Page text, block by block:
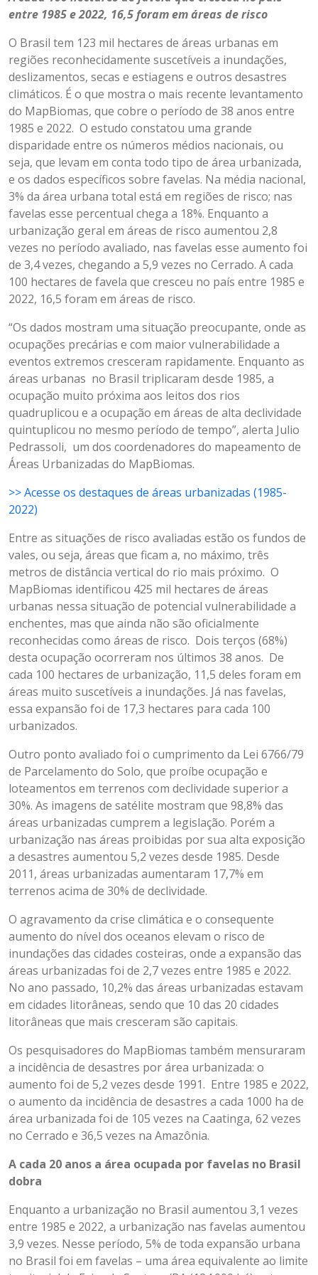
entre 1985 e 2022, 16,5 foram em áreas de risco
O Brasil tem 123 mil hectares de áreas urbanas em
regiões reconhecidamente suscetíveis a inundações,
deslizamentos, secas e estiagens e outros desastres
climáticos. É o que mostra o mais recente levantamento
do MapBiomas, que cobre o período de 38 anos entre
1985 e 2022. O estudo constatou uma grande
disparidade entre os números médios nacionais, ou
seja, que levam em conta todo tipo de área urbanizada,
e os dados específicos sobre favelas. Na média nacional,
3% da área urbana total está em regiões de risco; nas
favelas esse percentual chega a 18%. Enquanto a
urbanização geral em áreas de risco aumentou 2,8
vezes no período avaliado, nas favelas esse aumento foi
de 3,4 vezes, chegando a 5,9 vezes no Cerrado. A cada
100 hectares de favela que cresceu no país entre 1985 e
2022, 16,5 foram em áreas de risco.
“Os dados mostram uma situação preocupante, onde as
ocupações precárias e com maior vulnerabilidade a
eventos extremos cresceram rapidamente. Enquanto as
áreas urbanas no Brasil triplicaram desde 1985, a
ocupação muito próxima aos leitos dos rios
quadruplicou e a ocupação em áreas de alta declividade
quintuplicou no mesmo período de tempo”, alerta Julio
Pedrassoli, um dos coordenadores do mapeamento de
Áreas Urbanizadas do MapBiomas.
>> Acesse os destaques de áreas urbanizadas (1985-
2022)
Entre as situações de risco avaliadas estão os fundos de
vales, ou seja, áreas que ficam a, no máximo, três
metros de distância vertical do rio mais próximo. O
MapBiomas identificou 425 mil hectares de áreas
urbanas nessa situação de potencial vulnerabilidade a
enchentes, mas que ainda não são oficialmente
reconhecidas como áreas de risco. Dois terços (68%)
desta ocupação ocorreram nos últimos 38 anos. De
cada 100 hectares de urbanização, 11,5 deles foram em
áreas muito suscetíveis a inundações. Já nas favelas,
essa expansão foi de 17,3 hectares para cada 100
urbanizados.
Outro ponto avaliado foi o cumprimento da Lei 6766/79
de Parcelamento do Solo, que proíbe ocupação e
loteamentos em terrenos com declividade superior a
30%. As imagens de satélite mostram que 98,8% das
áreas urbanizadas cumprem a legislação. Porém a
urbanização nas áreas proibidas por sua alta exposição
a desastres aumentou 5,2 vezes desde 1985. Desde
2011, áreas urbanizadas aumentaram 17,7% em
terrenos acima de 30% de declividade.
O agravamento da crise climática e o consequente
aumento do nível dos oceanos elevam o risco de
inundações das cidades costeiras, onde a expansão das
áreas urbanizadas foi de 2,7 vezes entre 1985 e 2022.
No ano passado, 10,2% das áreas urbanizadas estavam
em cidades litorâneas, sendo que 10 das 20 cidades
litorâneas que mais cresceram são capitais.
Os pesquisadores do MapBiomas também mensuraram
a incidência de desastres por área urbanizada: o
aumento foi de 5,2 vezes desde 1991. Entre 1985 e 2022,
o aumento da incidência de desastres a cada 1000 ha de
área urbanizada foi de 105 vezes na Caatinga, 62 vezes
no Cerrado e 36,5 vezes na Amazônia.
A cada 20 anos a área ocupada por favelas no Brasil
dobra
Enquanto a urbanização no Brasil aumentou 3,1 vezes
entre 1985 e 2022, a urbanização nas favelas aumentou
3,9 vezes. Nesse período, 5% de toda expansão urbana
no Brasil foi em favelas – uma área equivalente ao limite